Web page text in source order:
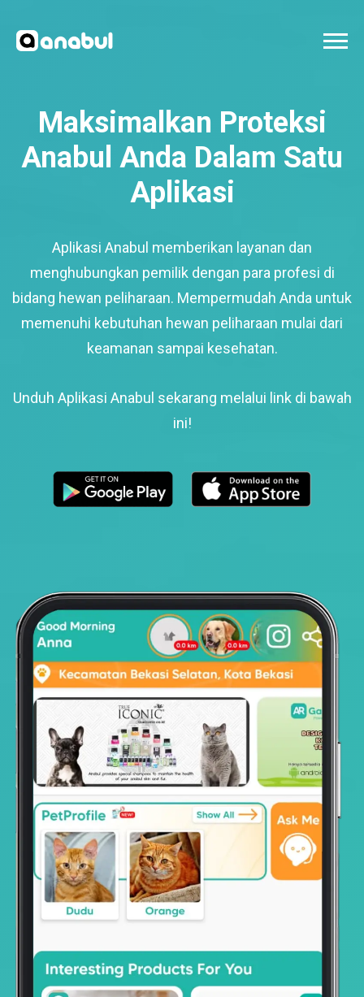
Maksimalkan Proteksi
Anabul Anda Dalam Satu
Aplikasi
Aplikasi Anabul memberikan layanan dan
menghubungkan pemilik dengan para profesi di
bidang hewan peliharaan. Mempermudah Anda untuk
memenuhi kebutuhan hewan peliharaan mulai dari
keamanan sampai kesehatan.
Unduh Aplikasi Anabul sekarang melalui link di bawah
ini!